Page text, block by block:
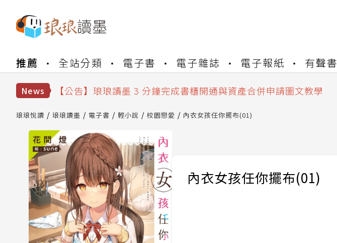
推薦 全站分類 電子書 電子雜誌 電子報紙 有聲書
News
【公告】琅琅讀墨數位閱讀資產合併與書櫃開通申請
【公告】琅琅讀墨 3 分鐘完成書櫃開通與資產合併申請圖文教學
【公告】琅琅讀墨數位閱讀資產合併與書櫃開通申請
琅琅悅讀 琅琅讀墨 電子書 輕小說 校園戀愛 內衣女孩任你擺布(01)
內衣女孩任你擺布(01)